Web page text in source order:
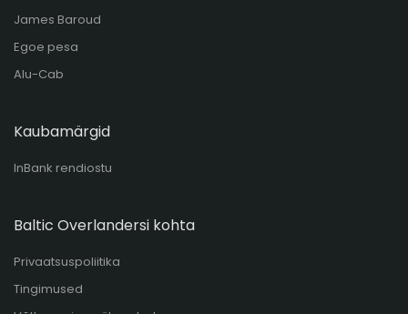
James Baroud
Egoe pesa
Alu-Cab
Kaubamärgid
InBank rendiostu
Baltic Overlandersi kohta
Privaatsuspoliitika
Tingimused